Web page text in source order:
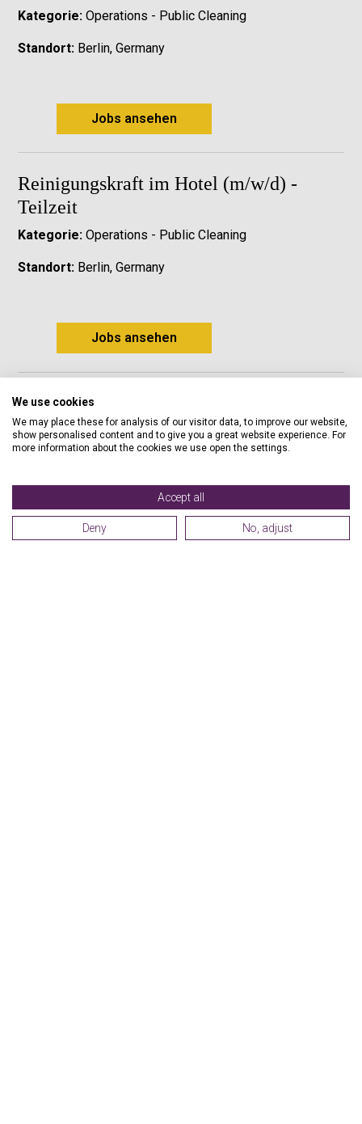
Kategorie:Operations - Public Cleaning
Standort:Berlin, Germany
Jobs ansehen
Reinigungskraft im Hotel (m/w/d) -
Teilzeit
Kategorie:Operations - Public Cleaning
Standort:Berlin, Germany
Jobs ansehen
Reinigungskraft im Hotel (m/w/d) -
Teilzeit
Kategorie:Operations - Public Cleaning
Standort:Hallbergmoos, Germany
We use cookies
We may place these for analysis of our visitor data, to improve our website,
show personalised content and to give you a great website experience. For
more information about the cookies we use open the settings.
Accept all
Deny No, adjust